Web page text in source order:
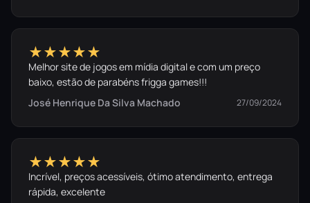
✓ Legacy of Kain: Defiance Remastered(Jogo
A história é escrita pelos
Adquira o seu acesso e decida o destino final
★★★★★
Melhor site de jogos em mídia digital e com um preço
baixo, estão de parabéns frigga games!!!
José Henrique Da Silva Machado
27/09/2024
★★★★★
Incrível, preços acessíveis, ótimo atendimento, entrega
rápida, excelente